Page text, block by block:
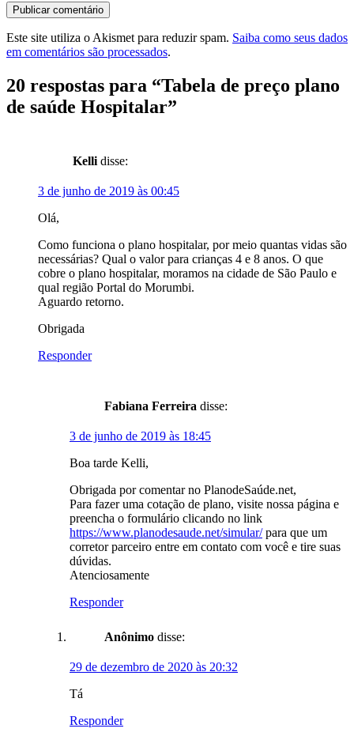
Este site utiliza o Akismet para reduzir spam. Saiba como seus dados
em comentários são processados.
20 respostas para “Tabela de preço plano
de saúde Hospitalar”
Kelli disse:
3 de junho de 2019 às 00:45
Olá,
Como funciona o plano hospitalar, por meio quantas vidas são
necessárias? Qual o valor para crianças 4 e 8 anos. O que
cobre o plano hospitalar, moramos na cidade de São Paulo e
qual região Portal do Morumbi.
Aguardo retorno.
Obrigada
Responder
Fabiana Ferreira disse:
3 de junho de 2019 às 18:45
Boa tarde Kelli,
Obrigada por comentar no PlanodeSaúde.net,
Para fazer uma cotação de plano, visite nossa página e
preencha o formulário clicando no link
https://www.planodesaude.net/simular/para que um
corretor parceiro entre em contato com você e tire suas
dúvidas.
Atenciosamente
Responder
Anônimo disse:
29 de dezembro de 2020 às 20:32
Tá
Responder